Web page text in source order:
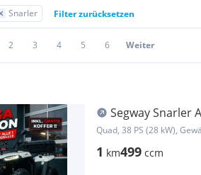
Snarler Filter zurücksetzen
2 3 4 5 6 Weiter
Segway Snarler
AKTION statt 7199€
Quad, 38 PS (28 kW),
1 km499 ccm